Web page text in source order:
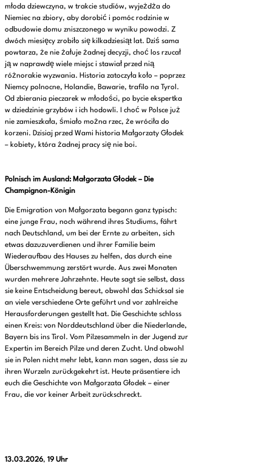
młoda dziewczyna, w trakcie studiów, wyjeżdża do
Niemiec na zbiory, aby dorobić i pomóc rodzinie w
odbudowie domu zniszczonego w wyniku powodzi. Z
dwóch miesięcy zrobiło się kilkadziesiąt lat. Dziś sama
powtarza, że nie żałuje żadnej decyzji, choć los rzucał
ją w naprawdę wiele miejsc i stawiał przed nią
różnorakie wyzwania. Historia zatoczyła koło – poprzez
Niemcy polnocne, Holandie, Bawarie, trafilo na Tyrol.
Od zbierania pieczarek w młodości, po bycie ekspertka
w dziedzinie grzybów i ich hodowli. I choć w Polsce już
nie zamieszkała, śmiało można rzec, że wróciła do
korzeni. Dzisiaj przed Wami historia Małgorzaty Głodek
– kobiety, która żadnej pracy się nie boi.
Polnisch im Ausland: Małgorzata Głodek – Die
Champignon-Königin
Die Emigration von Małgorzata begann ganz typisch:
eine junge Frau, noch während ihres Studiums, fährt
nach Deutschland, um bei der Ernte zu arbeiten, sich
etwas dazuzuverdienen und ihrer Familie beim
Wiederaufbau des Hauses zu helfen, das durch eine
Überschwemmung zerstört wurde. Aus zwei Monaten
wurden mehrere Jahrzehnte. Heute sagt sie selbst, dass
sie keine Entscheidung bereut, obwohl das Schicksal sie
an viele verschiedene Orte geführt und vor zahlreiche
Herausforderungen gestellt hat. Die Geschichte schloss
einen Kreis: von Norddeutschland über die Niederlande,
Bayern bis ins Tirol. Vom Pilzesammeln in der Jugend zur
Expertin im Bereich Pilze und deren Zucht. Und obwohl
sie in Polen nicht mehr lebt, kann man sagen, dass sie zu
ihren Wurzeln zurückgekehrt ist. Heute präsentiere ich
euch die Geschichte von Małgorzata Głodek – einer
Frau, die vor keiner Arbeit zurückschreckt.
13.03.2026, 19 Uhr